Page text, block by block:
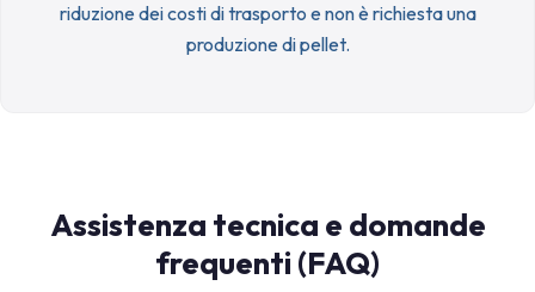
riduzione dei costi di trasporto e non è richiesta una
produzione di pellet.
Assistenza tecnica e domande
frequenti (FAQ)